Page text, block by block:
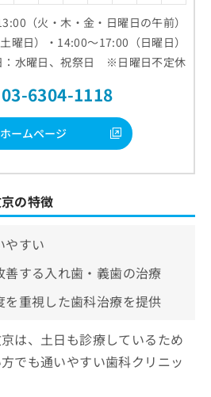
（火・木・金・日曜日の午前）
日）・14:00～17:00（日曜日）
：水曜日、祝祭日 ※日曜日不定休
6304-1118
ホームページ
の特徴
やすい
善する入れ歯・義歯の治療
を重視した歯科治療を提供
は、土日も診療しているため
でも通いやすい歯科クリニッ